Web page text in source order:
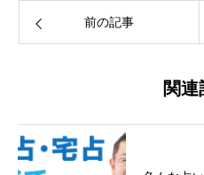
前の記事
関連